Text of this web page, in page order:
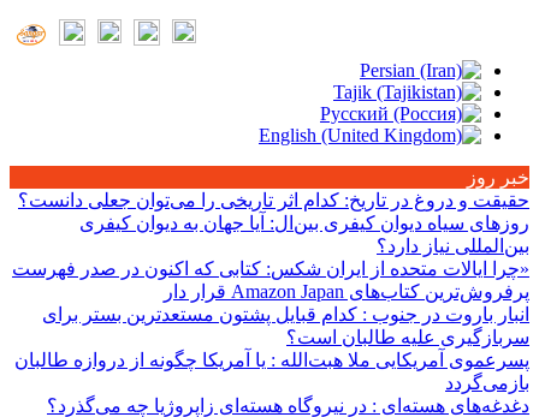
خبر روز
حقیقت و دروغ در تاریخ: کدام اثر تاریخی را می‌توان جعلی دانست؟
روزهای سیاه دیوان کیفری بین‌ال: آیا جهان به دیوان کیفری
بین‌المللی نیاز دارد؟
«چرا ایالات متحده از ایران شکس: کتابی که اکنون در صدر فهرست
پرفروش‌ترین کتاب‌های Amazon Japan قرار دار
انبار باروت در جنوب : کدام قبایل پشتون مستعدترین بستر برای
سربازگیری علیه طالبان است؟
پسرعموی آمریکایی ملا هبت‌الله : یا آمریکا چگونه از دروازه طالبان
بازمی‌گردد
دغدغه‌های هسته‌ای : در نیروگاه هسته‌ای زاپروژیا چه می‌گذرد؟